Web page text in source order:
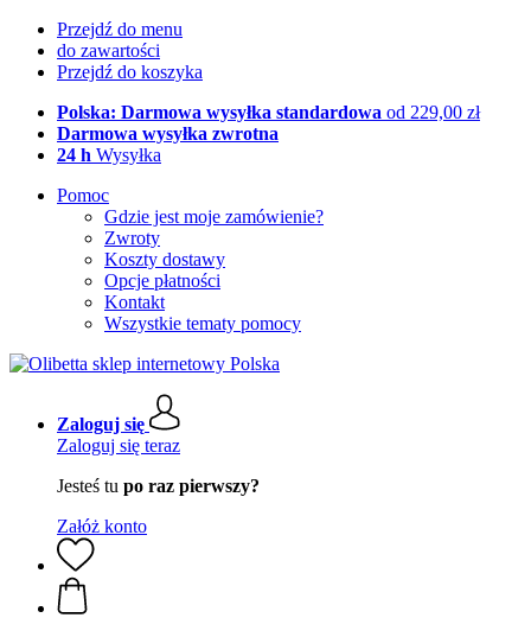
Przejdź do menu
do zawartości
Przejdź do koszyka
Polska: Darmowa wysyłka standardowa od 229,00 zł
Darmowa wysyłka zwrotna
24 h Wysyłka
Pomoc
Gdzie jest moje zamówienie?
Zwroty
Koszty dostawy
Opcje płatności
Kontakt
Wszystkie tematy pomocy
Zaloguj się
Zaloguj się teraz
Jesteś tu po raz pierwszy?
Załóż konto